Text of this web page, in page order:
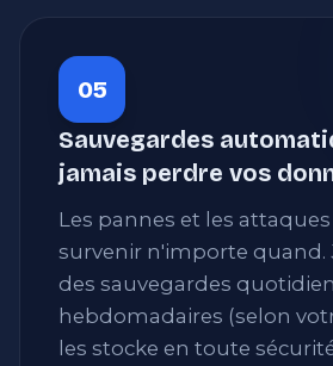
05
Sauvegardes
jamais perdre vos
Les pannes et les
survenir n'importe quand.
des sauvegardes
hebdomadaires (selon
les stocke en toute